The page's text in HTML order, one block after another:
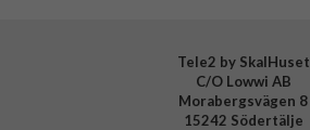
Tele2 by SkalHuset
C/O Lowwi AB
Morabergsvägen 8
15242 Södertälje